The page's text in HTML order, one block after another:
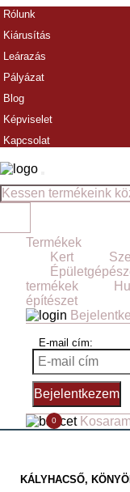
Rólunk
Kiárusítás
Leárazás
Pályázat
Blog
Képviselet
Kapcsolat
Termékek
Kert
termékek
építészet
E-mail cím:
Bejelentkezem
0
KÁLYHACSŐ,